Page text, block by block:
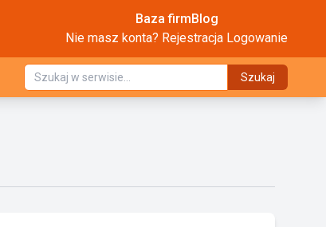
Baza firmBlog
Nie masz konta? Rejestracja Logowanie
Szukaj